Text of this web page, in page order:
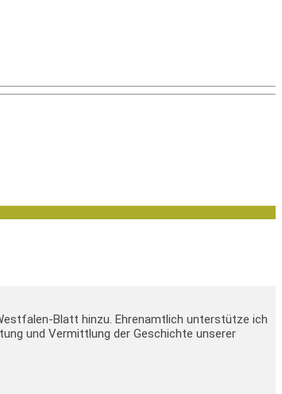
Blatt hinzu. Ehrenamtlich unterstütze ich
und Vermittlung der Geschichte unserer